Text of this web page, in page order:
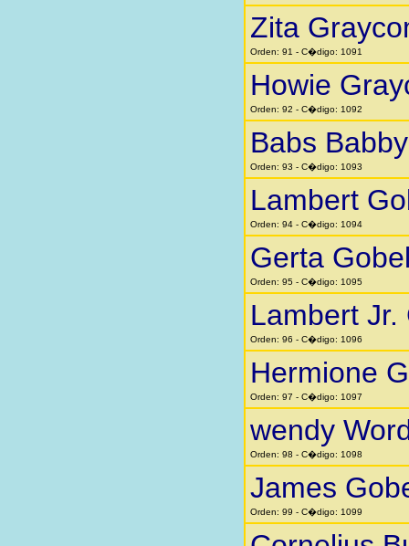
Zita
Orden: 91 - C�digo: 1091
Howie
Orden: 92 - C�digo: 1092
Babs
Orden: 93 - C�digo: 1093
Lambert
Orden: 94 - C�digo: 1094
Gerta
Orden: 95 - C�digo: 1095
Lambert Jr.
Orden: 96 - C�digo: 1096
Hermione
Orden: 97 - C�digo: 1097
wendy
Orden: 98 - C�digo: 1098
James
Orden: 99 - C�digo: 1099